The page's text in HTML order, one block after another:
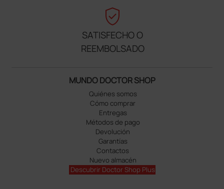
verified_user
SATISFECHO O
REEMBOLSADO
MUNDO DOCTOR SHOP
Quiénes somos
Cómo comprar
Entregas
Métodos de pago
Devolución
Garantías
Contactos
Nuevo almacén
Descubrir Doctor Shop Plus